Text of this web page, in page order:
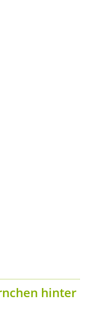
hinter